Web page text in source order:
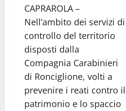
CAPRAROLA –
Nell’ambito dei servizi di
controllo del territorio
disposti dalla
Compagnia Carabinieri
di Ronciglione, volti a
prevenire i reati contro il
patrimonio e lo spaccio